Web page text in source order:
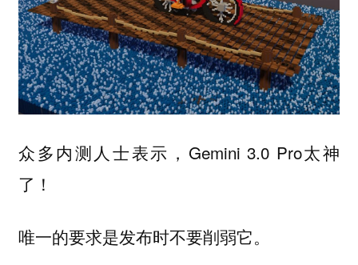
众多内测人士表示，Gemini 3.0 Pro太神
了！
唯一的要求是发布时不要削弱它。